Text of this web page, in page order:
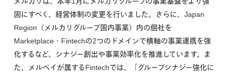
固にすべく、経営体制の変更を行いました。さらに、Japan
Region（メルカリグループ国内事業）内の個社を
Marketplace・Fintechの2つのドメインで横軸の事業連携を強
化するなど、シナジー創出や事業効率化を推進しています。ま
た、メルペイが属するFintechでは、「グループシナジー強化に